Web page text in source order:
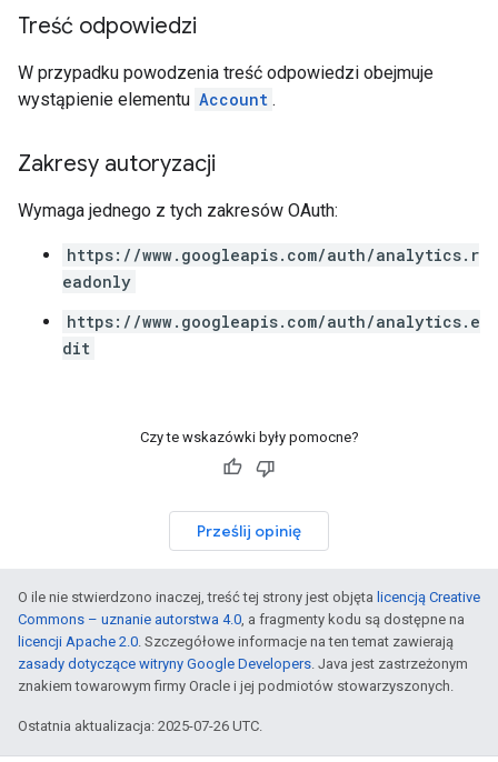
Treść odpowiedzi
W przypadku powodzenia treść odpowiedzi obejmuje
wystąpienie elementu Account .
Zakresy autoryzacji
Wymaga jednego z tych zakresów OAuth:
https://www.googleapis.com/auth/analytics.r
eadonly
https://www.googleapis.com/auth/analytics.e
dit
Czy te wskazówki były pomocne?
Prześlij opinię
O ile nie stwierdzono inaczej, treść tej strony jest objęta licencją Creative
Commons – uznanie autorstwa 4.0, a fragmenty kodu są dostępne na
licencji Apache 2.0. Szczegółowe informacje na ten temat zawierają
zasady dotyczące witryny Google Developers. Java jest zastrzeżonym
znakiem towarowym firmy Oracle i jej podmiotów stowarzyszonych.
Ostatnia aktualizacja: 2025-07-26 UTC.